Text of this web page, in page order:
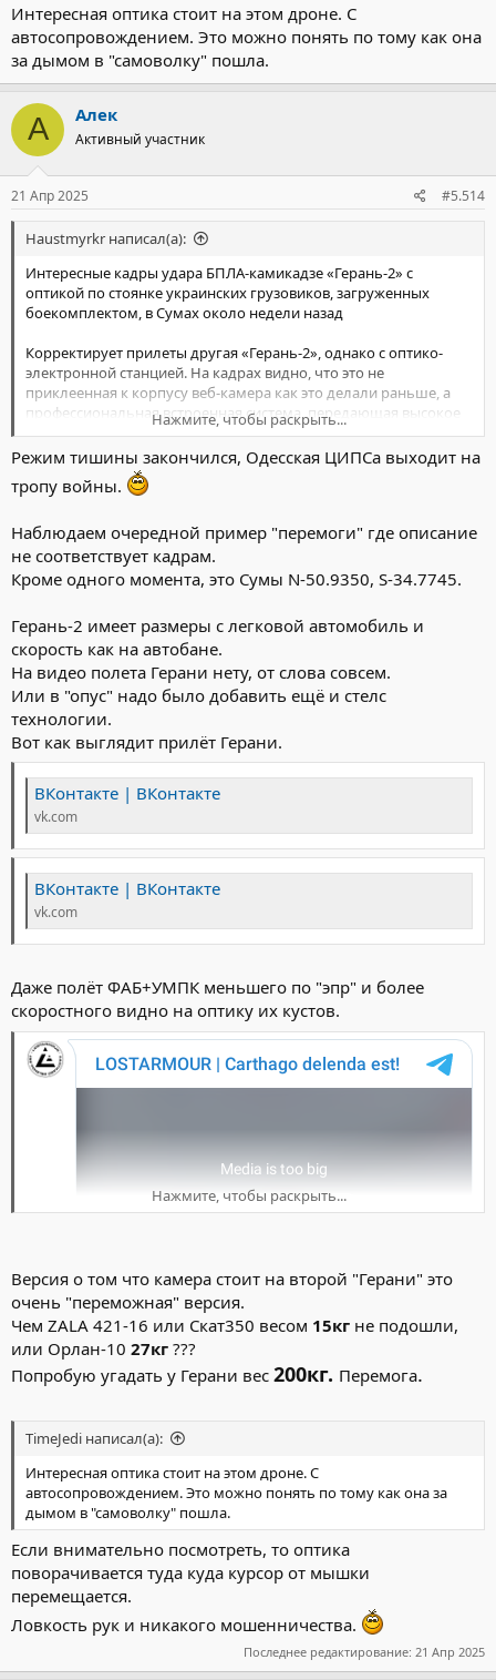
Интересная оптика стоит на этом дроне. С
автосопровождением. Это можно понять по тому как она
за дымом в "самоволку" пошла.
А Алек
Активный участник
21 Апр 2025 #5.514
Haustmyrkr написал(а):
Интересные кадры удара БПЛА-камикадзе «Герань-2» с
оптикой по стоянке украинских грузовиков, загруженных
боекомплектом, в Сумах около недели назад
Корректирует прилеты другая «Герань-2», однако с оптико-
электронной станцией. На кадрах видно, что это не
приклеенная к корпусу веб-камера как это делали раньше, а
профессиональная встроенная система, передающая высокое
качество картинки. На ум приходят неоднократно
показываемые «Герани» с оптикой, подписанные MC 236.
В ролике она названа «Geran-2 Seeker», или же «Искатель», так
разведывательный подвид, который будет выполнять функции
разведчика и корректировщика, что в условиях заполонивших
украинское небо зенитных FPV-дронов делает их
востребованными, поскольку они быстрее и высота полета у
Нажмите, чтобы раскрыть...
Режим тишины закончился, Одесская ЦИПСа выходит на
тропу войны.
Наблюдаем очередной пример "перемоги" где описание
не соответствует кадрам.
Кроме одного момента, это Сумы N-50.9350, S-34.7745.
Герань-2 имеет размеры с легковой автомобиль и
скорость как на автобане.
На видео полета Герани нету, от слова совсем.
Или в "опус" надо было добавить ещё и стелс
технологии.
Вот как выглядит прилёт Герани.
ВКонтакте | ВКонтакте
vk.com
ВКонтакте | ВКонтакте
vk.com
Даже полёт ФАБ+УМПК меньшего по "эпр" и более
скоростного видно на оптику их кустов.
Нажмите, чтобы раскрыть...
Версия о том что камера стоит на второй "Герани" это
очень "переможная" версия.
Чем ZALA 421-16 или Скат350 весом 15кг не подошли,
или Орлан-10 27кг ???
Попробую угадать у Герани вес 200кг. Перемога.
TimeJedi написал(а):
Интересная оптика стоит на этом дроне. С
автосопровождением. Это можно понять по тому как она за
дымом в "самоволку" пошла.
Если внимательно посмотреть, то оптика
поворачивается туда куда курсор от мышки
перемещается.
Ловкость рук и никакого мошенничества.
Последнее редактирование: 21 Апр 2025